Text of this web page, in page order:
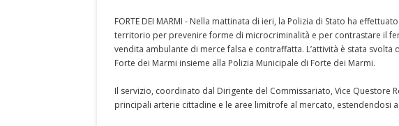
FORTE DEI MARMI - Nella mattinata di ieri, la Polizia di Stato ha
territorio per prevenire forme di microcriminalità e per contrastare il
vendita ambulante di merce falsa e contraffatta. L’attività è stata svolta
Forte dei Marmi insieme alla Polizia Municipale di Forte dei Marmi.
Il servizio, coordinato dal Dirigente del Commissariato, Vice Questore
principali arterie cittadine e le aree limitrofe al mercato, estendendosi